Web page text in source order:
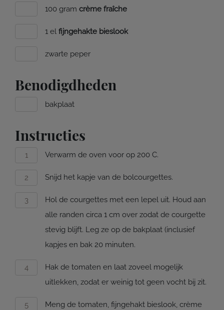
100 gram crème fraîche
1 el fijngehakte bieslook
zwarte peper
Benodigdheden
bakplaat
Instructies
Verwarm de oven voor op 200 C.
Snijd het kapje van de bolcourgettes.
Hol de courgettes met een lepel uit. Houd aan
alle randen circa 1 cm over zodat de courgette
stevig blijft. Leg ze op de bakplaat (inclusief
kapjes en bak 20 minuten.
Hak de tomaten en laat zoveel mogelijk
uitlekken, zodat er weinig tot geen vocht bij zit.
Meng de tomaten, fijngehakt bieslook, crème